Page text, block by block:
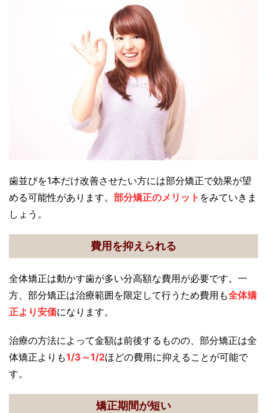
歯並びを1本だけ改善させたい方には部分矯正で効果が望
める可能性があります。 部分矯正のメリット をみていきま
しょう。
費用を抑えられる
全体矯正は動かす歯が多い分高額な費用が必要です。一
方、部分矯正は治療範囲を限定して行うため費用も全体矯
正より安価になります。
治療の方法によって金額は前後するものの、部分矯正は全
体矯正よりも1/3～1/2ほどの費用に抑えることが可能で
す。
矯正期間が短い